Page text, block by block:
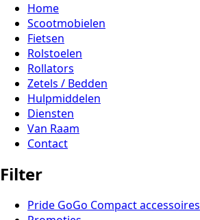
Home
Scootmobielen
Fietsen
Rolstoelen
Rollators
Zetels / Bedden
Hulpmiddelen
Diensten
Van Raam
Contact
Filter
Pride GoGo Compact accessoires